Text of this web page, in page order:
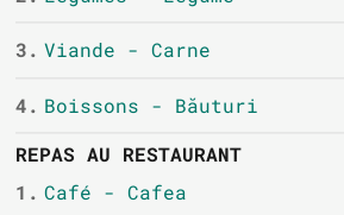
3. Viande - Carne
4. Boissons - Băuturi
REPAS AU RESTAURANT
1. Café - Cafea